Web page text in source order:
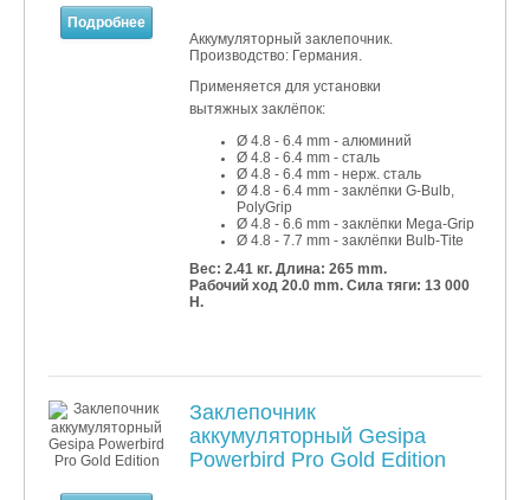
Подробнее
Аккумуляторный заклепочник.
Производство: Германия.
Применяется для установки
вытяжных заклёпок:
Ø 4.8 - 6.4 mm - алюминий
Ø 4.8 - 6.4 mm - сталь
Ø 4.8 - 6.4 mm - нерж. сталь
Ø 4.8 - 6.4 mm - заклёпки G-Bulb,
PolyGrip
Ø 4.8 - 6.6 mm - заклёпки Mega-Grip
Ø 4.8 - 7.7 mm - заклёпки Bulb-Tite
Вес: 2.41 кг. Длина: 265 mm.
Рабочий ход 20.0 mm. Сила тяги: 13 000
Н.
Заклепочник
аккумуляторный Gesipa
Powerbird Pro Gold Edition